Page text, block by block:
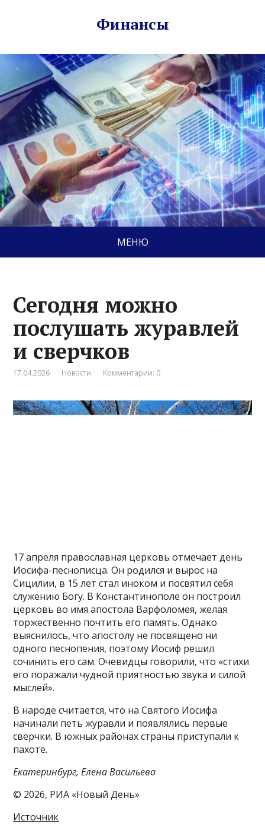
Финансы
МЕНЮ
Сегодня можно
послушать журавлей
и сверчков
17.04.2026 Новости Комментарии: 0
17 апреля православная церковь отмечает день
Иосифа-песнописца. Он родился и вырос на
Сицилии, в 15 лет стал иноком и посвятил себя
служению Богу. В Константинополе он построил
церковь во имя апостола Варфоломея, желая
торжественно почтить его память. Однако
выяснилось, что апостолу не посвящено ни
одного песнопения, поэтому Иосиф решил
сочинить его сам. Очевидцы говорили, что «стихи
его поражали чудной приятностью звука и силой
мыслей».
В народе считается, что на Святого Иосифа
начинали петь журавли и появлялись первые
сверчки. В южных районах страны приступали к
пахоте.
Екатеринбург, Елена Васильева
© 2026, РИА «Новый День»
Источник